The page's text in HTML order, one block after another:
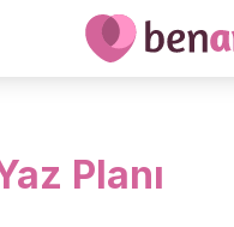
Planı